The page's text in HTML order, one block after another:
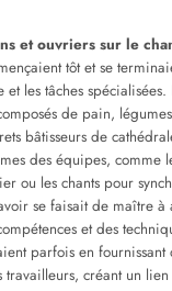
et ouvriers sur le
tôt et se
les tâches spécialisées.
de pain,
bâtisseurs de
des équipes, comme
ou les chants pour
se faisait de maître
et des
parfois en
travailleurs, créant un